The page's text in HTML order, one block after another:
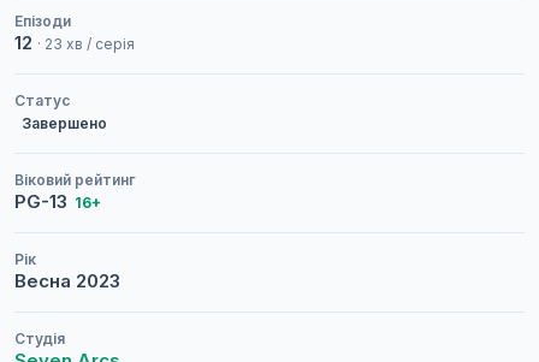
Епізоди
12 · 23 хв / серія
Статус
Завершено
Віковий рейтинг
PG-13 16+
Рік
Весна 2023
Студія